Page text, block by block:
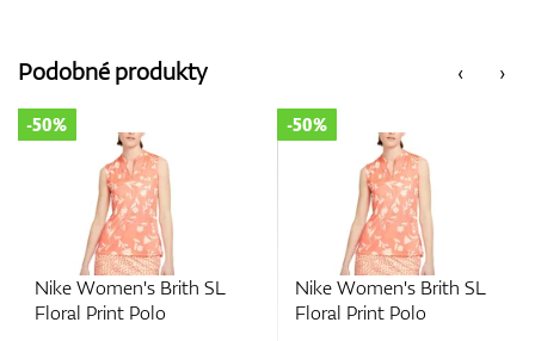
‹
Podobné produkty ›
Nike Women's Brith SL
Floral Print Polo
-50%
Nike Women's Brith SL
Floral Print Polo
-50%